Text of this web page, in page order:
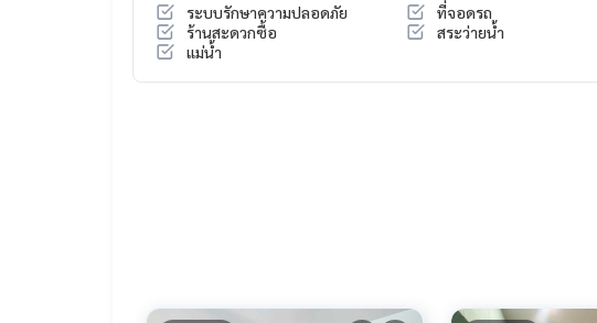
ระบบรักษาความปลอดภัย ที่จอดรถ
ร้านสะดวกซื้อ
สระว่ายน้ำ
แม่น้ำ